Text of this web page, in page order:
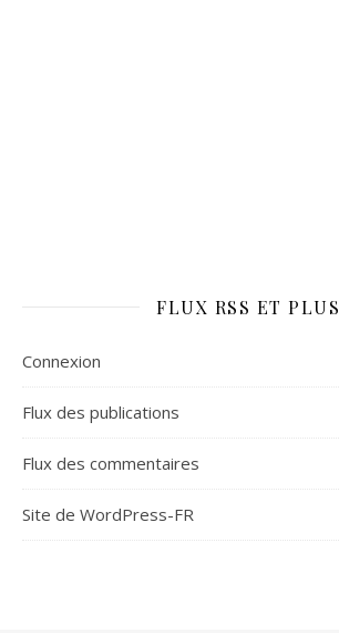
FLUX RSS ET PLUS
Connexion
Flux des publications
Flux des commentaires
Site de WordPress-FR